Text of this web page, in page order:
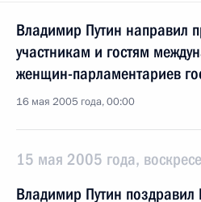
Владимир Путин направил
участникам и гостям
женщин-парламентариев
16 мая 2005 года, 00:00
15 мая 2005 года,
Владимир Путин поздравил